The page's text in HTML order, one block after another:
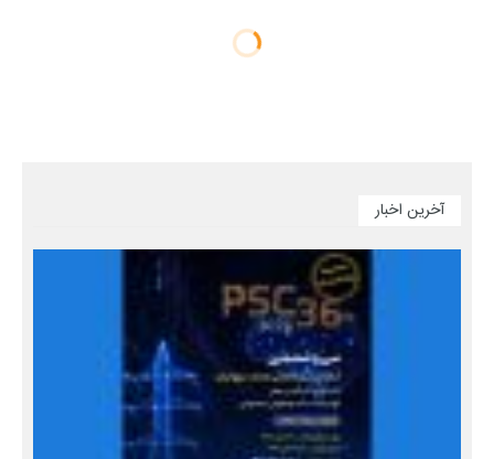
آخرین اخبار